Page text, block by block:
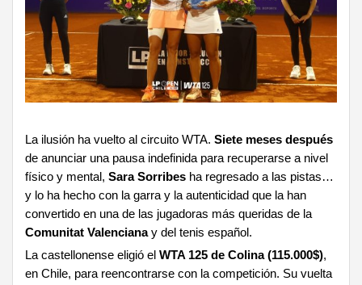
La ilusión ha vuelto al circuito WTA. Siete meses después
de anunciar una pausa indefinida para recuperarse a nivel
físico y mental, Sara Sorribes ha regresado a las pistas…
y lo ha hecho con la garra y la autenticidad que la han
convertido en una de las jugadoras más queridas de la
Comunitat Valencianay del tenis español.
La castellonense eligió el WTA 125 de Colina (115.000$),
en Chile, para reencontrarse con la competición. Su vuelta